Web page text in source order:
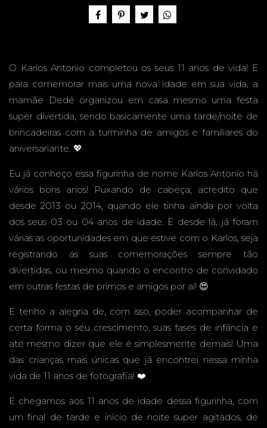
ANTON
IO - 11
ANOS -
FESTA
EM
O Karlos Antonio completou os seus 11 anos de vida! E
para comemorar mais uma nova idade em sua vida, a
mamãe Dedé organizou em casa mesmo uma festa
super divertida, sendo basicamente uma tarde/noite de
brincadeiras com a turminha de amigos e familiares do
aniversariante. 💖
Eu já conheço essa figurinha de nome Karlos Antonio há
vários bons anos! Puxando de cabeça, acredito que
desde 2013 ou 2014, quando ele tinha ainda por volta
dos seus 03 ou 04 anos de idade. E desde lá, já foram
várias as oportunidades em que estive com o Karlos, seja
registrando as suas comemorações sempre tão
divertidas, ou mesmo quando o encontro de convidado
em outras festas de primos e amigos por aí! 😍
E tenho a alegria de, com isso, poder acompanhar de
certa forma o seu crescimento, suas fases de infância e
até mesmo dizer que ele é simplesmente demais! Uma
das crianças mais únicas que já encontrei nessa minha
vida de 11 anos de fotografia! ❤️
E chegamos aos 11 anos de idade dessa figurinha, com
um final de tarde e início de noite super agitados, de